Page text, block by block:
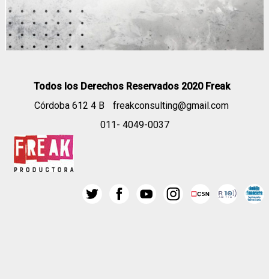
Todos los Derechos Reservados 2020 Freak
Córdoba 612 4 B
freakconsulting@gmail.com
011- 4049-0037